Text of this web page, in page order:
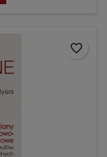
favorite_border